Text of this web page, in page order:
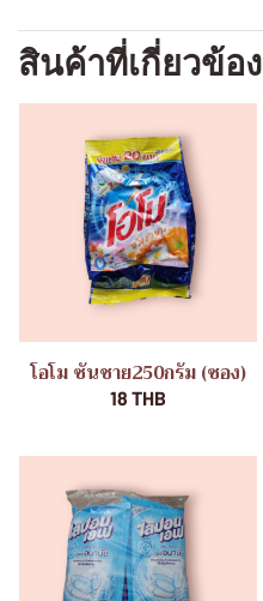
สินค้าที่เกี่ยวข้อง
โอโม ซันชาย250กรัม (ซอง)
18 THB